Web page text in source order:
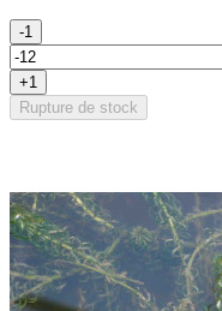
-1
+1
Rupture de stock